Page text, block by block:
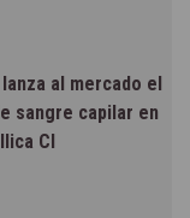
al mercado el
sangre capilar en
CI